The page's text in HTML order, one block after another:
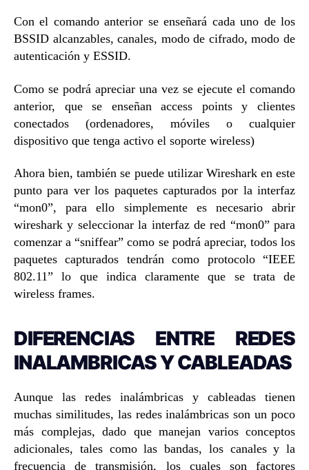
Con el comando anterior se enseñará cada uno de los
BSSID alcanzables, canales, modo de cifrado, modo de
autenticación y ESSID.
Como se podrá apreciar una vez se ejecute el comando
anterior, que se enseñan access points y clientes
conectados (ordenadores, móviles o cualquier
dispositivo que tenga activo el soporte wireless)
Ahora bien, también se puede utilizar Wireshark en este
punto para ver los paquetes capturados por la interfaz
“mon0”, para ello simplemente es necesario abrir
wireshark y seleccionar la interfaz de red “mon0” para
comenzar a “sniffear” como se podrá apreciar, todos los
paquetes capturados tendrán como protocolo “IEEE
802.11” lo que indica claramente que se trata de
wireless frames.
DIFERENCIAS ENTRE REDES
INALAMBRICAS Y CABLEADAS
Aunque las redes inalámbricas y cableadas tienen
muchas similitudes, las redes inalámbricas son un poco
más complejas, dado que manejan varios conceptos
adicionales, tales como las bandas, los canales y la
frecuencia de transmisión, los cuales son factores